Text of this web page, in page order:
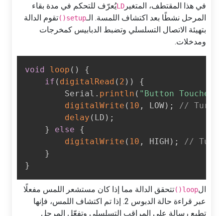
في هذا المقتطف، المتغيرLDيُعرّف للتحكم في مدة بقاء
المرحل نشطًا بعد اكتشاف اللمسة. الـsetup()
تقوم الدالة
بتهيئة الاتصال التسلسلي وتضبط الدبابيس كمخرجات
ومدخلات.
void loop ( )
if(digitalRead( 2 ) )
        Serial
.println ("Button
digitalWrite (10 , LOW ) ; //
delay(LD )
} else
digitalWrite (10 , HIGH ) ; // Turn
الloop()
تتحقق الدالة مما إذا كان مستشعر اللمس مفعلًا
عبر قراءة حالة الدبوس 2. إذا تم اكتشاف اللمس، فإنها
تطبع رسالة على المراقب التسلسلي وتفعّل المرحل